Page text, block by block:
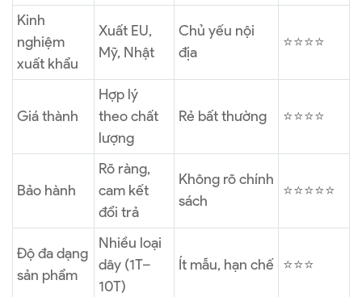
Kinh
nghiệm
xuất khẩu
Xuất EU,
Mỹ, Nhật
Chủ yếu nội
địa
⭐⭐⭐⭐
Giá thành
Hợp lý
theo chất
lượng
Rẻ bất thường ⭐⭐⭐⭐
Bảo hành
Rõ ràng,
cam kết
đổi trả
Không rõ chính
sách
⭐⭐⭐⭐⭐
Độ đa dạng
sản phẩm
Nhiều loại
dây (1T–
10T)
Ít mẫu, hạn chế ⭐⭐⭐